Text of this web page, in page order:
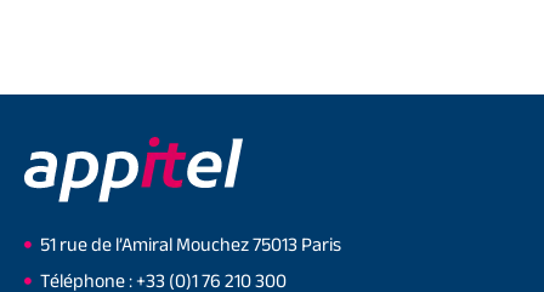
51 rue de l’Amiral Mouchez 75013 Paris
Téléphone : +33 (0)1 76 210 300